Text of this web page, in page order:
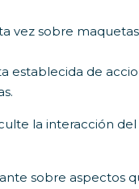
vez sobre maquetas
establecida de
la interacción del
sobre aspectos